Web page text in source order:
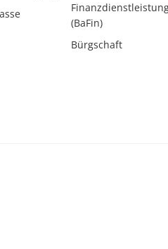
(BaFin)
Bürgschaft